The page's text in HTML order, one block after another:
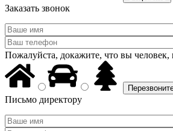
Заказать звонок
Пожалуйста, докажите, что вы человек,
Письмо директору